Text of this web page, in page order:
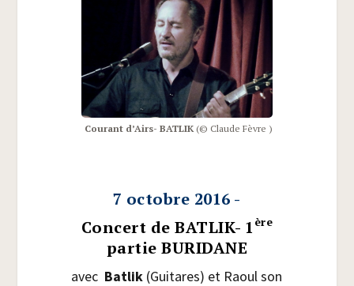
Cou­rant d’Airs- BATLIK(© Claude Fèvre )
7 octobre 2016 -
Concert de BATLIK- 1 ère
partie BURIDANE
avec Bat­lik (Gui­tares) et Raoul son